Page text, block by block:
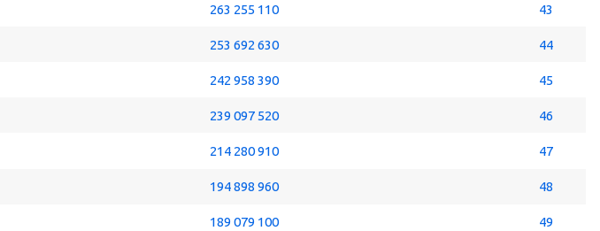
263 255 110 43
253 692 630 44
242 958 390 45
239 097 520 46
214 280 910 47
194 898 960 48
189 079 100 49